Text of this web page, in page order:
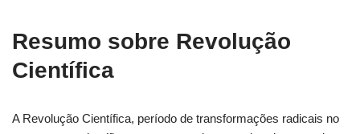
Resumo sobre Revolução
Científica
A Revolução Científica, período de transformações radicais no